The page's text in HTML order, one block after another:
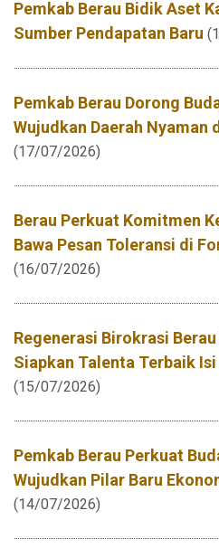
Pemkab Berau Bidik Aset
Sumber Pendapatan Baru
Pemkab Berau Dorong
Wujudkan Daerah Nyaman
(17/07/2026)
Berau Perkuat Komitmen
Bawa Pesan Toleransi di
(16/07/2026)
Regenerasi Birokrasi
Siapkan Talenta Terbaik
(15/07/2026)
Pemkab Berau Perkuat
Wujudkan Pilar Baru
(14/07/2026)